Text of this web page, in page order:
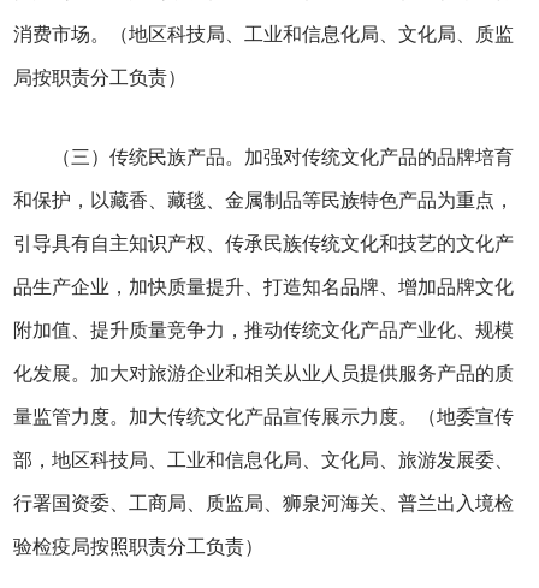
消费市场。（地区科技局、工业和信息化局、文化局、质监
局按职责分工负责）
（三）传统民族产品。加强对传统文化产品的品牌培育
和保护，以藏香、藏毯、金属制品等民族特色产品为重点，
引导具有自主知识产权、传承民族传统文化和技艺的文化产
品生产企业，加快质量提升、打造知名品牌、增加品牌文化
附加值、提升质量竞争力，推动传统文化产品产业化、规模
化发展。加大对旅游企业和相关从业人员提供服务产品的质
量监管力度。加大传统文化产品宣传展示力度。（地委宣传
部，地区科技局、工业和信息化局、文化局、旅游发展委、
行署国资委、工商局、质监局、狮泉河海关、普兰出入境检
验检疫局按照职责分工负责）